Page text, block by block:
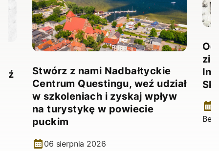
Stwórz z nami Nadbałtyckie
Centrum Questingu, weź udział
w szkoleniach i zyskaj wpływ
na turystykę w powiecie
puckim
06 sierpnia 2026
Bez